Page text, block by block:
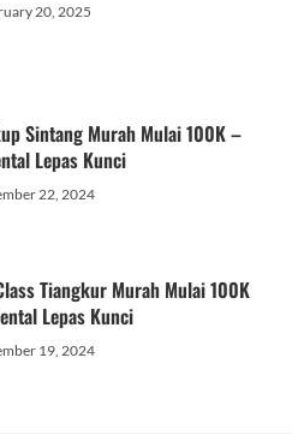
20, 2025
Sintang Murah Mulai 100K –
Lepas Kunci
22, 2024
Tiangkur Murah Mulai 100K
Lepas Kunci
19, 2024